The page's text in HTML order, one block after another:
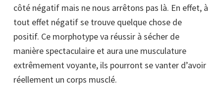
côté négatif mais ne nous arrêtons pas là. En effet, à
tout effet négatif se trouve quelque chose de
positif. Ce morphotype va réussir à sécher de
manière spectaculaire et aura une musculature
extrêmement voyante, ils pourront se vanter d’avoir
réellement un corps musclé.